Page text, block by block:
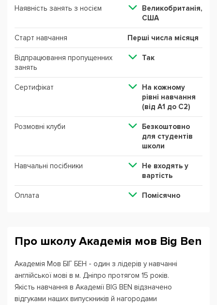
Наявність занять з носієм
Великобританія,
США
Старт навчання Перші числа місяця
Відпрацювання пропущенних
занять
Так
Сертифікат
На кожному
рівні навчання
(від А1 до С2)
Розмовні клуби
Безкоштовно
для студентів
школи
Навчальні посібники
Не входять у
вартість
Оплата Помісячно
Про школу Академія мов Big Ben
Академія Мов БІГ БЕН - один з лідерів у навчанні
англійської мові в м. Дніпро протягом 15 років.
Якість навчання в Академії BIG BEN відзначено
відгуками наших випускників й нагородами